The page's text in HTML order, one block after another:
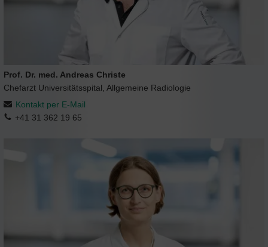
Prof. Dr. med. Andreas Christe
Chefarzt Universitätsspital, Allgemeine Radiologie
Kontakt per E-Mail
+41 31 362 19 65